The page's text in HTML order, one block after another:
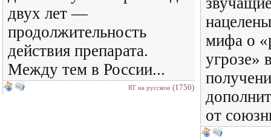
двух лет —
продолжительность
действия препарата.
Между тем в России...
RT на русском (1750)
мифа о
угрозе»
от